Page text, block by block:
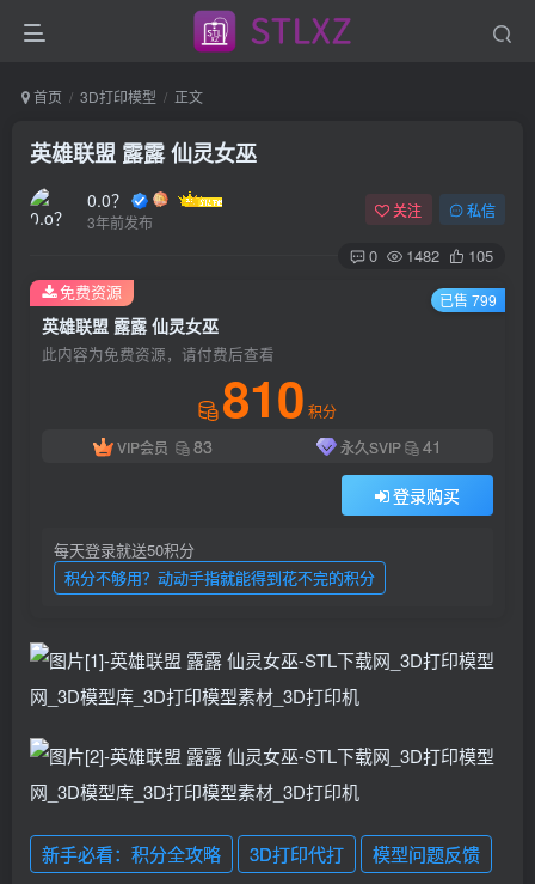
首页 3D打印模型 正文
英雄联盟 露露 仙灵女巫
0.0？
3年前发布
关注 私信
0 1482 105
英雄联盟 露露 仙灵女巫
此内容为免费资源，请付费后查看
810 积分
VIP会员
83 永久SVIP 41
登录购买
每天登录就送50积分
积分不够用？动动手指就能得到花不完的积分
免费资源 已售 799
新手必看：积分全攻略 3D打印代打 模型问题反馈